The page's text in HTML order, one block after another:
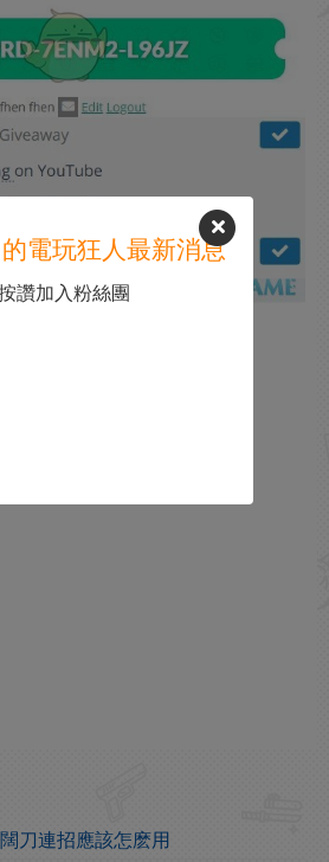
活碼激活方法
刀連招應該怎麽用
電玩狂人最新消息
讚加入粉絲團